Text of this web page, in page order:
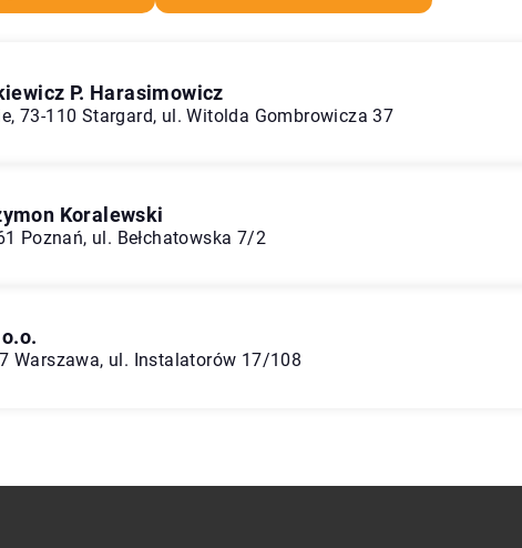
P. Harasimowicz
73-110 Stargard, ul. Witolda Gombrowicza 37
Koralewski
Poznań, ul. Bełchatowska 7/2
Warszawa, ul. Instalatorów 17/108